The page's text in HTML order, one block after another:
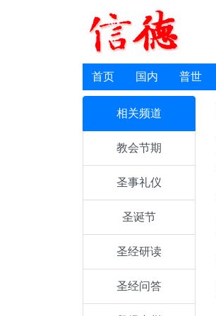
首页 国内 普世
相关频道
教会节期
圣事礼仪
圣诞节
圣经研读
圣经问答